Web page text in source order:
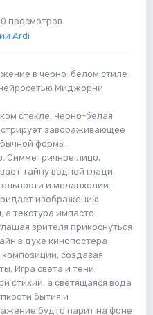
просмотров
Ardi
в черно-белом стиле
Миджорни
стекле. Черно-белая
завораживающее
формы,
Симметричное лицо,
тайну водной глади,
и меланхолии.
изображению
а текстура импасто
зрителя прикоснуться
в духе кинопостера
создавая
Игра света и тени
стихии, а светящаяся вода
бытия и
будто парит на фоне